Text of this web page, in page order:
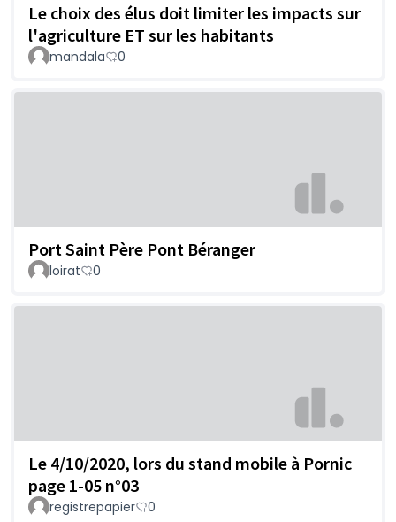
Le choix des élus doit limiter les impacts sur
l'agriculture ET sur les habitants
mandala 0
Port Saint Père Pont Béranger
loirat 0
Le 4/10/2020, lors du stand mobile à Pornic
page 1-05 n°03
registrepapier 0